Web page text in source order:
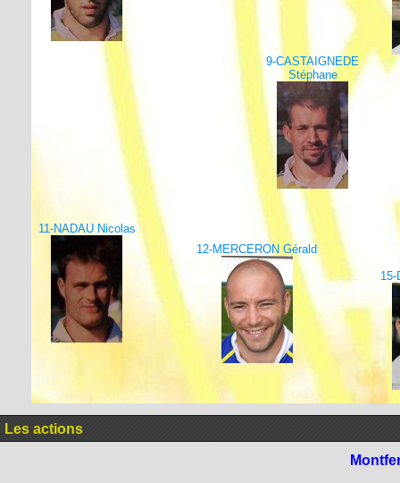
9-CASTAIGNEDE
Stéphane
11-NADAU Nicolas
12-MERCERON Gérald
15-
Les actions